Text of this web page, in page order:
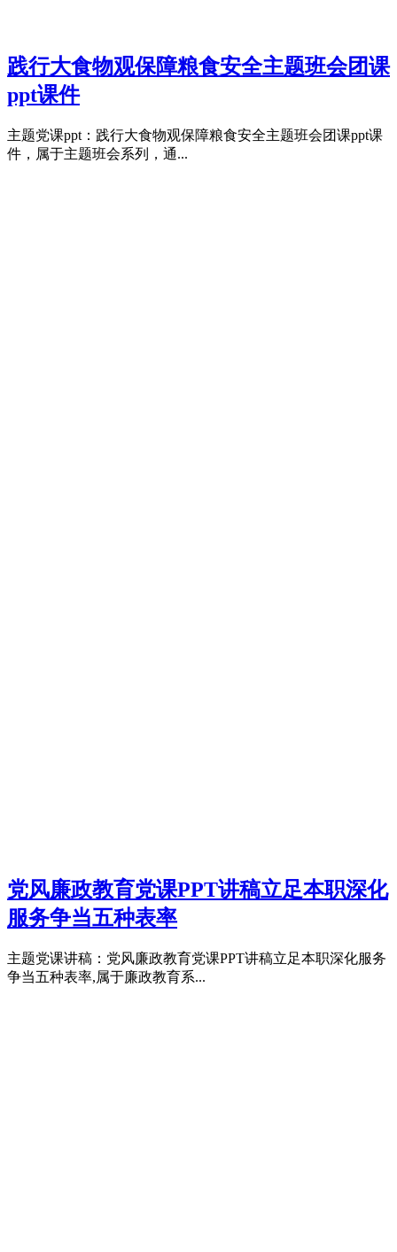
践行大食物观保障粮食安全主题班会团课
ppt课件
主题党课ppt：践行大食物观保障粮食安全主题班会团课ppt课
件，属于主题班会系列，通...
党风廉政教育党课PPT讲稿立足本职深化
服务争当五种表率
主题党课讲稿：党风廉政教育党课PPT讲稿立足本职深化服务
争当五种表率,属于廉政教育系...